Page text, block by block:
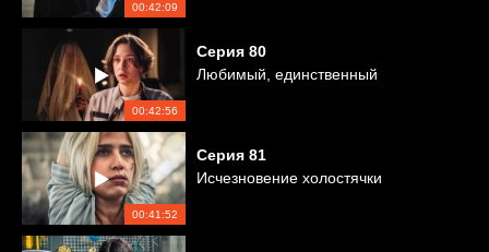
00:42:09
00:42:56
Серия 80
Любимый, единственный
00:41:52
Серия 81
Исчезновение холостячки